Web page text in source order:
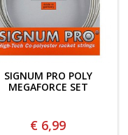
SIGNUM PRO POLY
MEGAFORCE SET
€ 6,99